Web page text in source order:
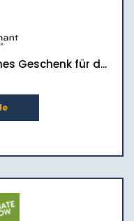
Geschenk für d...